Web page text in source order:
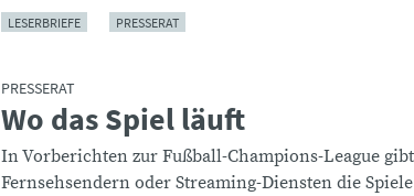
LESERBRIEFE PRESSERAT
PRESSERAT
:Wo das Spiel läuft
In Vorberichten zur Fußball-Champions-League
Fernsehsendern oder Streaming-Diensten die